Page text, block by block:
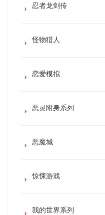
忍者龙剑传
怪物猎人
恋爱模拟
恶灵附身系列
恶魔城
惊悚游戏
我的世界系列